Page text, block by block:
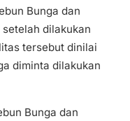
Bunga dan
setelah dilakukan
tersebut dinilai
diminta dilakukan
Bunga dan